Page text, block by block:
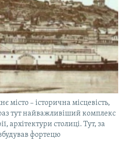
місто – історична місцевість,
тут найважливіший комплекс
архітектури столиці. Тут, за
фортецю